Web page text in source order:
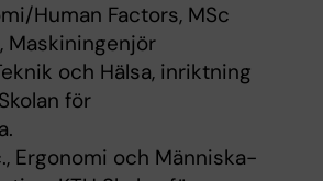
Human Factors, MSc
Maskiningenjör
och Hälsa, inriktning
för
Ergonomi och Människa-